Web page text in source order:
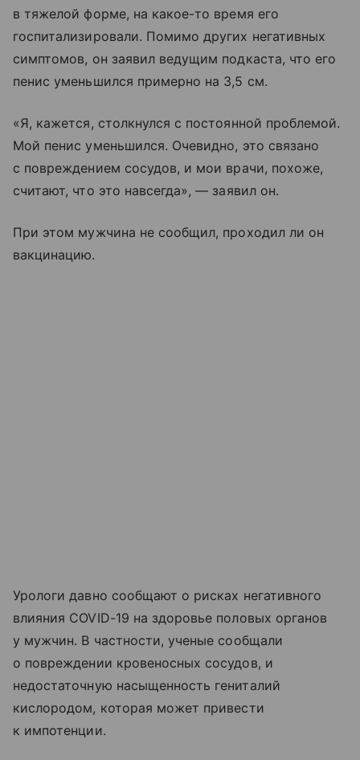
в тяжелой форме, на какое-то время его
госпитализировали. Помимо других негативных
симптомов, он заявил ведущим подкаста, что его
пенис уменьшился примерно на 3,5 см.
«Я, кажется, столкнулся с постоянной проблемой.
Мой пенис уменьшился. Очевидно, это связано
с повреждением сосудов, и мои врачи, похоже,
считают, что это навсегда», — заявил он.
При этом мужчина не сообщил, проходил ли он
вакцинацию.
Урологи давно сообщают о рисках негативного
влияния COVID-19 на здоровье половых органов
у мужчин. В частности, ученые сообщали
о повреждении кровеносных сосудов, и
недостаточную насыщенность гениталий
кислородом, которая может привести
к импотенции.